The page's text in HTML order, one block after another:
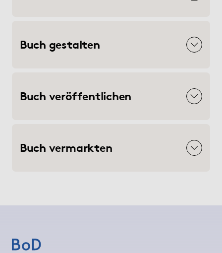
Buch gestalten
Buch veröffentlichen
Buch vermarkten